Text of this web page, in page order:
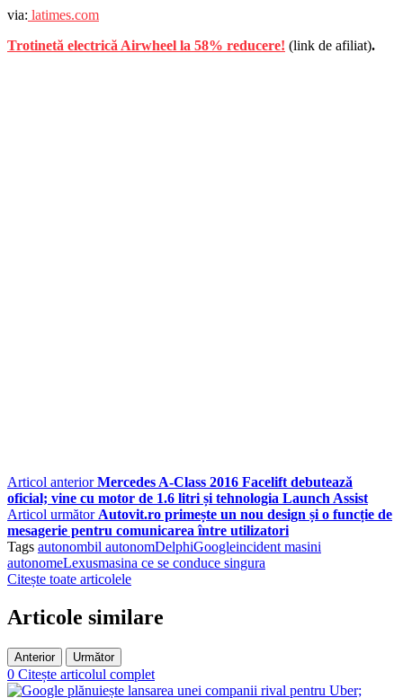
via: latimes.com
Trotinetă electrică Airwheel la 58% reducere! (link de afiliat).
Articol anterior Mercedes A-Class 2016 Facelift debutează
oficial; vine cu motor de 1.6 litri și tehnologia Launch Assist
Articol următor Autovit.ro primește un nou design și o funcție de
mesagerie pentru comunicarea între utilizatori
Tags autonombil autonomDelphiGoogleincident masini
autonomeLexusmasina ce se conduce singura
Citește toate articolele
Articole similare
Anterior Următor
0 Citește articolul complet